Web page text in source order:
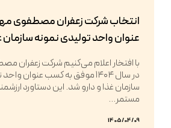
انتخاب شرکت زعفران مصطفوی مهر
عنوان واحد تولیدی نمونه سازمان
با افتخار اعلام می‌کنیم شرکت زعفران
در سال ۱۴۰۴ موفق به کسب عنوان
سازمان غذا و دارو شد. این دستاورد
مستمر...
1405/04/09